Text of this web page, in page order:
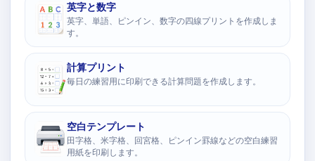
英字と数字
英字、単語、ピンイン、数字の四線プリントを作成しま
す。
計算プリント
毎日の練習用に印刷できる計算問題を作成します。
空白テンプレート
田字格、米字格、回宮格、ピンイン罫線などの空白練習
用紙を印刷します。